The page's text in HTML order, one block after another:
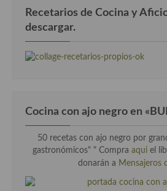
Recetarios de Cocina y
descargar.
Cocina con ajo negro en
50 recetas con ajo negro por
gastronómicos" " Compra aqui el
donarán a Mensajeros